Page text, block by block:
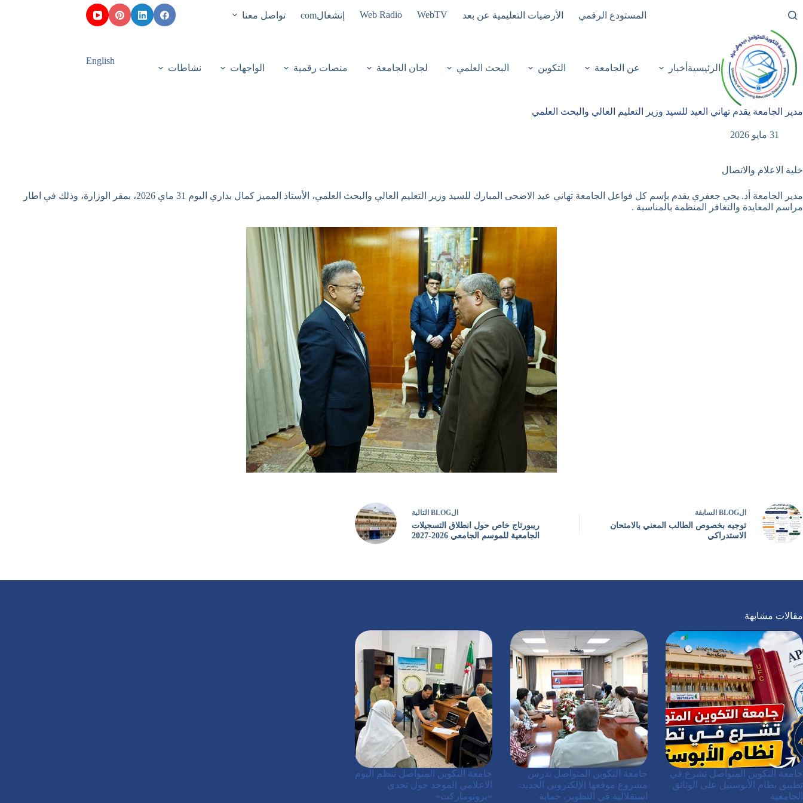
إلى
المحتوى
المستودع الرقمي الأرضيات التعليمية عن بعد WebTV
Web Radio إنشغالcom تواصل معنا
الرئيسية أخبار عن الجامعة التكوين البحث العلمي لجان الجامعة منصات رقمية الواجهات نشاطات
English
مدير الجامعة يقدم تهاني العيد للسيد وزير التعليم العالي والبحث العلمي
31 مايو 2026
خلية الاعلام والاتصال
مدير الجامعة أد. يحي جعفري يقدم بإسم كل فواعل الجامعة تهاني عيد الاضحى المبارك للسيد وزير التعليم العالي والبحث العلمي، الأستاذ المميز كمال بداري اليوم 31 ماي 2026، بمقر الوزارة، وذلك في اطار
مراسم المعايدة والتغافر المنظمة بالمناسبة .
الBLOG السابقة
توجيه بخصوص الطالب المعني بالامتحان
الاستدراكي
الBLOG التالية
ريبورتاج خاص حول انطلاق التسجيلات
الجامعية للموسم الجامعي 2026-2027
مقالات مشابهة
جامعة التكوين المتواصل تشرع في
تطبيق نظام الأبوستيل على الوثائق
الجامعية
جامعة التكوين المتواصل تدرس
مشروع موقعها الإلكتروني الجديد:
استقلالية في التطوير، حماية
جامعة التكوين المتواصل تنظم اليوم
الاعلامي الموحد حول تحدي
«بروتوماركت»